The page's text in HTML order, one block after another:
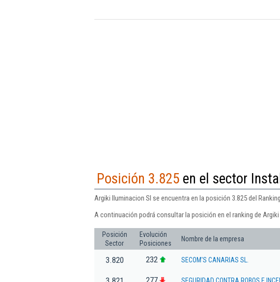
Posición 3.825 en el sector
Argiki Iluminacion Sl se encuentra en la posición 3.825 del
A continuación podrá consultar la posición en el ranking de
Posición
Sector
Evolución
Posiciones
Nombre de la empresa
3.820 232 SECOM'S CANARIAS SL.
277 SEGURIDAD CONTRA ROBOS E